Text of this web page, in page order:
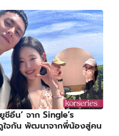
อึน’ จาก Single’s
ใจกัน พัฒนาจากพี่น้องสู่คน